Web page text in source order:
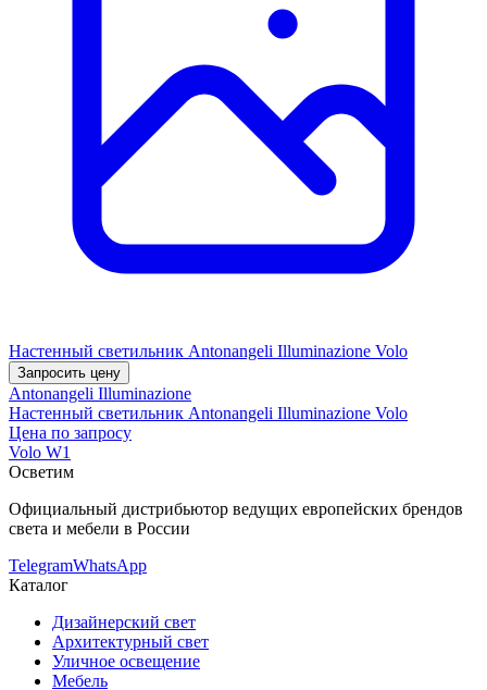
Настенный светильник Antonangeli Illuminazione Volo
Запросить цену
Antonangeli Illuminazione
Настенный светильник Antonangeli Illuminazione Volo
Цена по запросу
Volo W1
Осветим
Официальный дистрибьютор ведущих европейских брендов
света и мебели в России
TelegramWhatsApp
Каталог
Дизайнерский свет
Архитектурный свет
Уличное освещение
Мебель